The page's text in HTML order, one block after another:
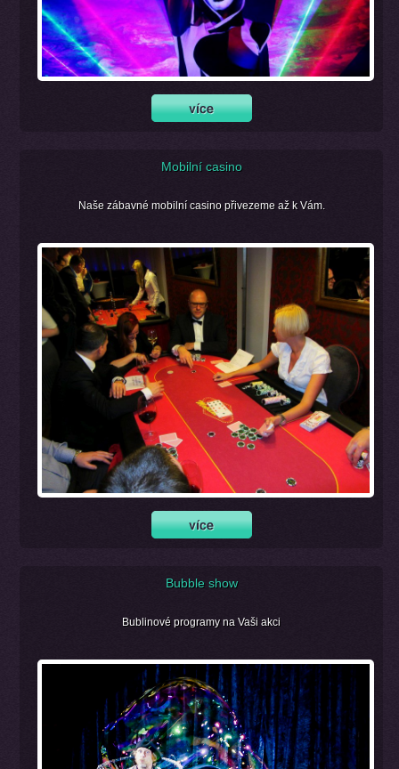
Mobilní casino
Naše zábavné mobilní casino přivezeme až k Vám.
Bubble show
Bublinové programy na Vaši akci